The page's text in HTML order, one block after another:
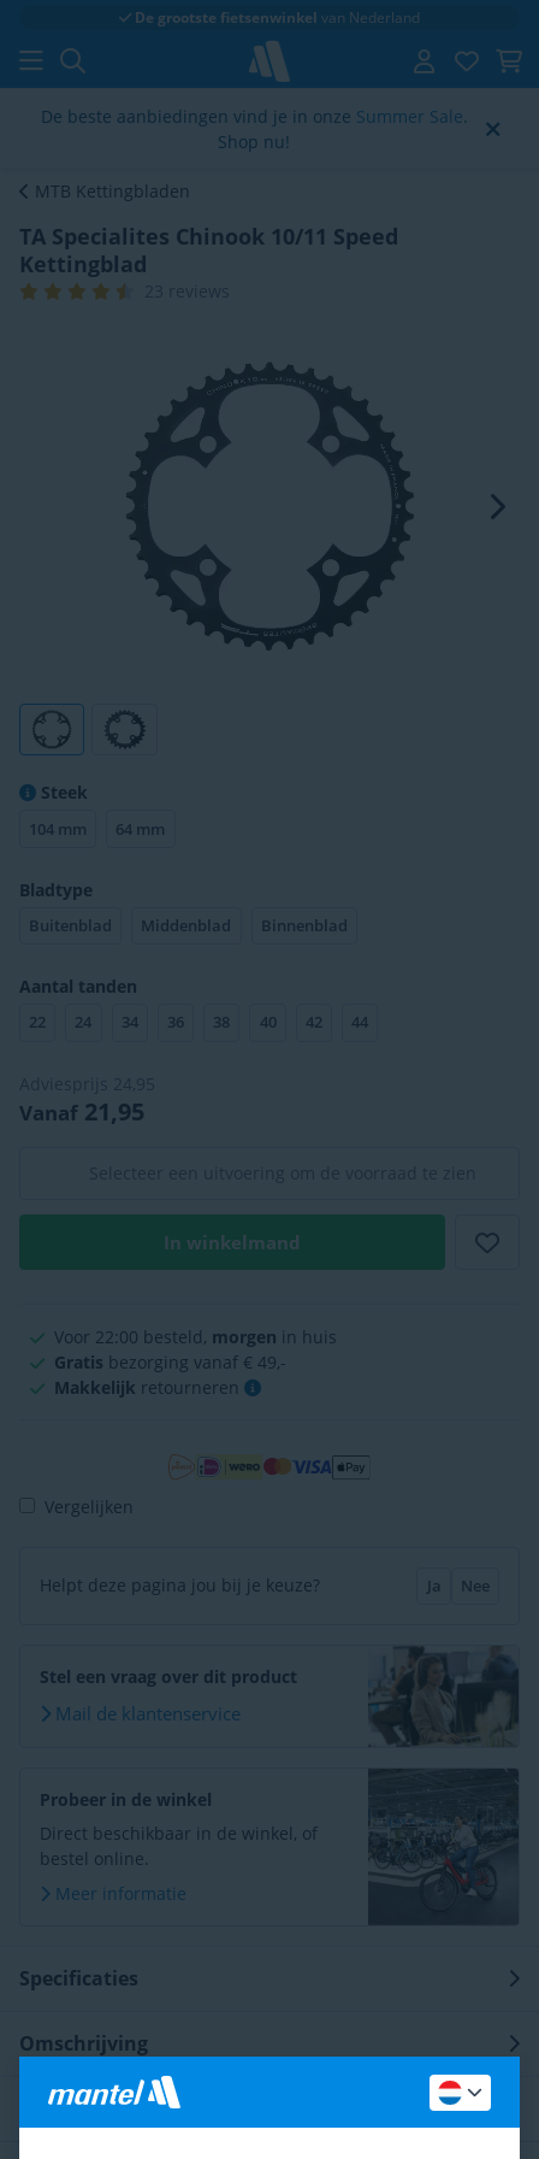
Klantenbeoordeling4.6/5
De beste aanbiedingen vind je in onze Summer Sale.
Shop nu!
MTB Kettingbladen
TA Specialites Chinook 10/11 Speed
Kettingblad
23 reviews
Steek
104 mm 64 mm
Bladtype
Buitenblad Middenblad Binnenblad
Aantal tanden
22 24 34 36 38 40 42 44
Adviesprijs 24,95
Vanaf 21,95
Selecteer een uitvoering om de voorraad te zien
In winkelmand
Voor 22:00 besteld, morgen in huis
Gratis bezorging vanaf € 49,-
Makkelijk retourneren
Vergelijken
Helpt deze pagina jou bij je keuze? Ja Nee
Stel een vraag over dit product
Mail de klantenservice
Probeer in de winkel
Direct beschikbaar in de winkel, of
bestel online.
Meer informatie
Specificaties
Omschrijving
Ontdek meer op onze blog